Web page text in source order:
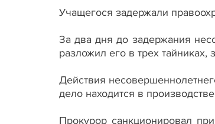
Учащегося задержали
За два дня до задержания
разложил его в трех
Действия
дело находится в
Прокурор санкционировал